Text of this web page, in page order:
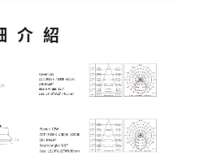
介紹